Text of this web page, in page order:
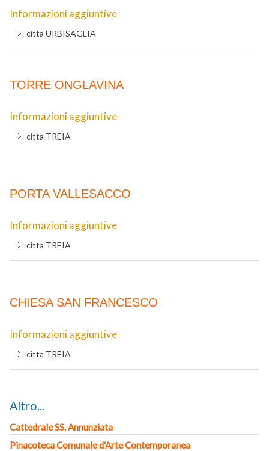
Informazioni aggiuntive
citta URBISAGLIA
TORRE ONGLAVINA
Informazioni aggiuntive
citta TREIA
PORTA VALLESACCO
Informazioni aggiuntive
citta TREIA
CHIESA SAN FRANCESCO
Informazioni aggiuntive
citta TREIA
Altro...
Cattedrale SS. Annunziata
Pinacoteca Comunale d'Arte Contemporanea